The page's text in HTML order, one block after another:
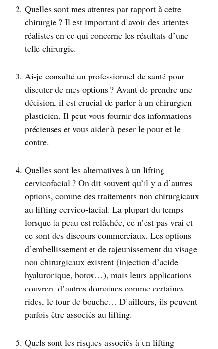
Quelles sont mes attentes par rapport à cette
chirurgie ? Il est important d’avoir des attentes
réalistes en ce qui concerne les résultats d’une
telle chirurgie.
Ai-je consulté un professionnel de santé pour
discuter de mes options ? Avant de prendre une
décision, il est crucial de parler à un chirurgien
plasticien. Il peut vous fournir des informations
précieuses et vous aider à peser le pour et le
contre.
Quelles sont les alternatives à un lifting
cervicofacial ? On dit souvent qu’il y a d’autres
options, comme des traitements non chirurgicaux
au lifting cervico-facial. La plupart du temps
lorsque la peau est relâchée, ce n’est pas vrai et
ce sont des discours commerciaux. Les options
d’embellissement et de rajeunissement du visage
non chirurgicaux existent (injection d’acide
hyaluronique, botox…), mais leurs applications
couvrent d’autres domaines comme certaines
rides, le tour de bouche… D’ailleurs, ils peuvent
parfois être associés au lifting.
Quels sont les risques associés à un lifting